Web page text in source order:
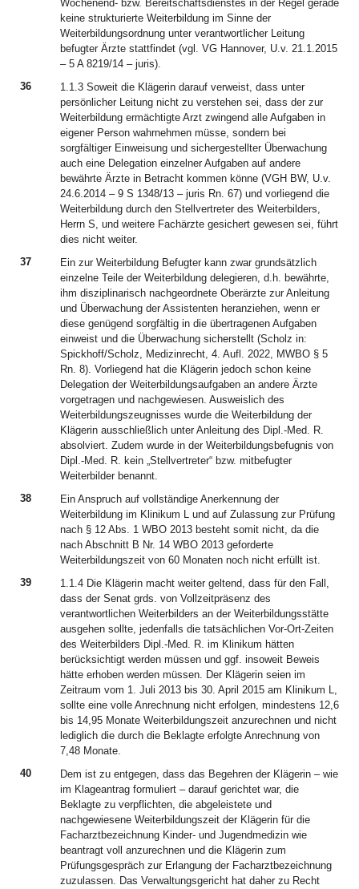
Wochenend- bzw. Bereitschaftsdienstes in der Regel gerade
keine strukturierte Weiterbildung im Sinne der
Weiterbildungsordnung unter verantwortlicher Leitung
befugter Ärzte stattfindet (vgl. VG Hannover, U.v. 21.1.2015
– 5 A 8219/14 – juris).
36
1.1.3 Soweit die Klägerin darauf verweist, dass unter
persönlicher Leitung nicht zu verstehen sei, dass der zur
Weiterbildung ermächtigte Arzt zwingend alle Aufgaben in
eigener Person wahrnehmen müsse, sondern bei
sorgfältiger Einweisung und sichergestellter Überwachung
auch eine Delegation einzelner Aufgaben auf andere
bewährte Ärzte in Betracht kommen könne (VGH BW, U.v.
24.6.2014 – 9 S 1348/13 – juris Rn. 67) und vorliegend die
Weiterbildung durch den Stellvertreter des Weiterbilders,
Herrn S, und weitere Fachärzte gesichert gewesen sei, führt
dies nicht weiter.
37
Ein zur Weiterbildung Befugter kann zwar grundsätzlich
einzelne Teile der Weiterbildung delegieren, d.h. bewährte,
ihm disziplinarisch nachgeordnete Oberärzte zur Anleitung
und Überwachung der Assistenten heranziehen, wenn er
diese genügend sorgfältig in die übertragenen Aufgaben
einweist und die Überwachung sicherstellt (Scholz in:
Spickhoff/Scholz, Medizinrecht, 4. Aufl. 2022, MWBO § 5
Rn. 8). Vorliegend hat die Klägerin jedoch schon keine
Delegation der Weiterbildungsaufgaben an andere Ärzte
vorgetragen und nachgewiesen. Ausweislich des
Weiterbildungszeugnisses wurde die Weiterbildung der
Klägerin ausschließlich unter Anleitung des Dipl.-Med. R.
absolviert. Zudem wurde in der Weiterbildungsbefugnis von
Dipl.-Med. R. kein „Stellvertreter“ bzw. mitbefugter
Weiterbilder benannt.
38
Ein Anspruch auf vollständige Anerkennung der
Weiterbildung im Klinikum L und auf Zulassung zur Prüfung
nach § 12 Abs. 1 WBO 2013 besteht somit nicht, da die
nach Abschnitt B Nr. 14 WBO 2013 geforderte
Weiterbildungszeit von 60 Monaten noch nicht erfüllt ist.
39
1.1.4 Die Klägerin macht weiter geltend, dass für den Fall,
dass der Senat grds. von Vollzeitpräsenz des
verantwortlichen Weiterbilders an der Weiterbildungsstätte
ausgehen sollte, jedenfalls die tatsächlichen Vor-Ort-Zeiten
des Weiterbilders Dipl.-Med. R. im Klinikum hätten
berücksichtigt werden müssen und ggf. insoweit Beweis
hätte erhoben werden müssen. Der Klägerin seien im
Zeitraum vom 1. Juli 2013 bis 30. April 2015 am Klinikum L,
sollte eine volle Anrechnung nicht erfolgen, mindestens 12,6
bis 14,95 Monate Weiterbildungszeit anzurechnen und nicht
lediglich die durch die Beklagte erfolgte Anrechnung von
7,48 Monate.
40
Dem ist zu entgegen, dass das Begehren der Klägerin – wie
im Klageantrag formuliert – darauf gerichtet war, die
Beklagte zu verpflichten, die abgeleistete und
nachgewiesene Weiterbildungszeit der Klägerin für die
Facharztbezeichnung Kinder- und Jugendmedizin wie
beantragt voll anzurechnen und die Klägerin zum
Prüfungsgespräch zur Erlangung der Facharztbezeichnung
zuzulassen. Das Verwaltungsgericht hat daher zu Recht